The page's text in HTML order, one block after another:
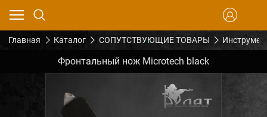
Главная Каталог СОПУТСТВУЮЩИЕ ТОВАРЫ
Фронтальный нож Microtech black